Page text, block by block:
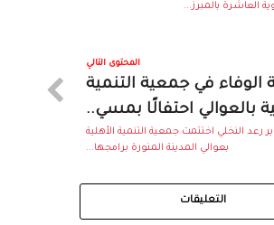
العاشرة بالمبرز...
المحتوى التالي
الوفاء في جمعية التنمية
بالعوالي احتفالًا بمسي..
رعد النخلي اختتمت جمعية التنمية الأهلية
بعوالي المدينة المنورة برامجها...
التعليقات